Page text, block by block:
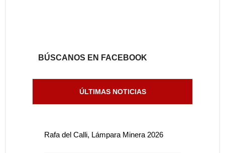
BÚSCANOS EN FACEBOOK
ÚLTIMAS NOTICIAS
Rafa del Calli, Lámpara Minera 2026